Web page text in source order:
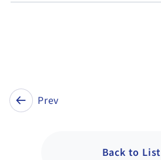
Prev
Back to List